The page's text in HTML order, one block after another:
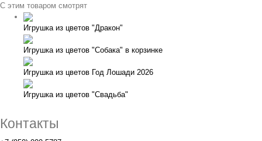
С этим товаром смотрят
Игрушка из цветов "Дракон"
Игрушка из цветов "Собака" в корзинке
Игрушка из цветов Год Лошади 2026
Игрушка из цветов "Свадьба"
Контакты